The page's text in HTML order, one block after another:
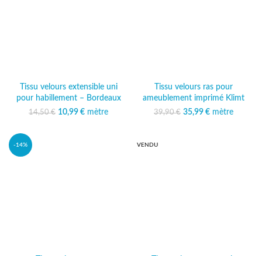
Tissu velours extensible uni
pour habillement – Bordeaux
14,50€ Le prix initial était :
10,99 €
Le prix
mètre
Tissu velours ras pour
ameublement imprimé Klimt
39,90€ Le prix initial était :
35,99 €
Le prix
mètre
-14% VENDU